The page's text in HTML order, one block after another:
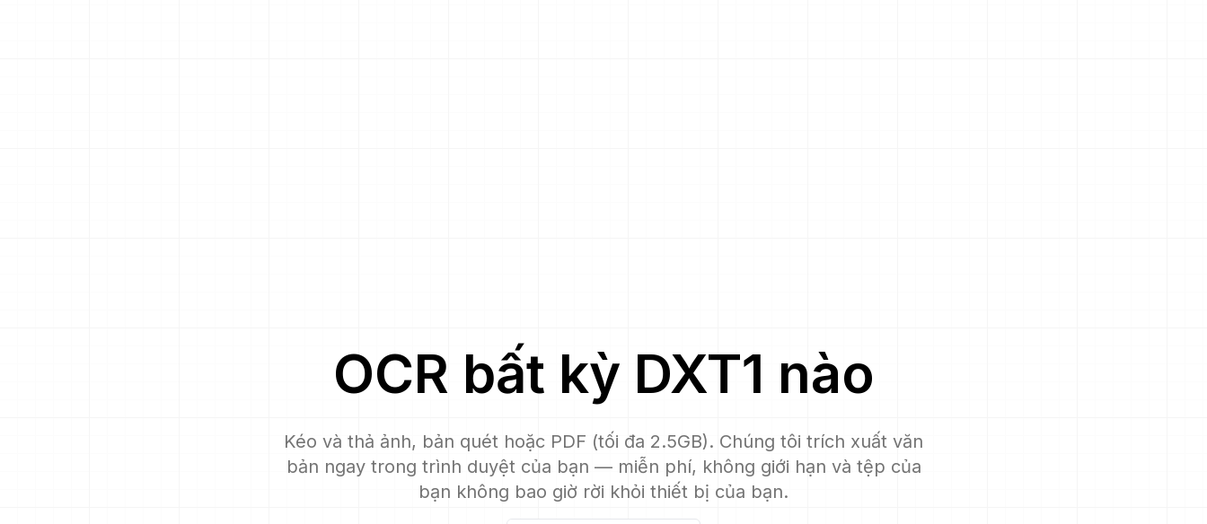
OCR bất kỳ DXT1 nào
Kéo và thả ảnh, bản quét hoặc PDF (tối đa 2.5GB). Chúng tôi trích xuất văn
bản ngay trong trình duyệt của bạn — miễn phí, không giới hạn và tệp của
bạn không bao giờ rời khỏi thiết bị của bạn.